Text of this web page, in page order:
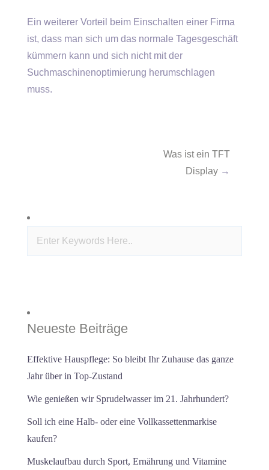
Ein weiterer Vorteil beim Einschalten einer Firma
ist, dass man sich um das normale Tagesgeschäft
kümmern kann und sich nicht mit der
Suchmaschinenoptimierung herumschlagen
muss.
Was ist ein TFT
Display →
Neueste Beiträge
Effektive Hauspflege: So bleibt Ihr Zuhause das ganze
Jahr über in Top-Zustand
Wie genießen wir Sprudelwasser im 21. Jahrhundert?
Soll ich eine Halb- oder eine Vollkassettenmarkise
kaufen?
Muskelaufbau durch Sport, Ernährung und Vitamine